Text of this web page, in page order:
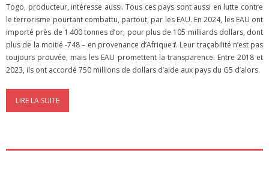
Togo, producteur, intéresse aussi. Tous ces pays sont aussi en lutte contre
le terrorisme pourtant combattu, partout, par les EAU. En 2024, les EAU ont
importé près de 1 400 tonnes d’or, pour plus de 105 milliards dollars, dont
plus de la moitié -748 – en provenance d’Afrique1. Leur traçabilité n’est pas
toujours prouvée, mais les EAU promettent la transparence. Entre 2018 et
2023, ils ont accordé 750 millions de dollars d’aide aux pays du G5 d’alors.
LIRE LA SUITE